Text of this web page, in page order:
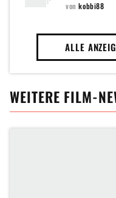
vonkobbi88
ALLE
WEITERE FILM-